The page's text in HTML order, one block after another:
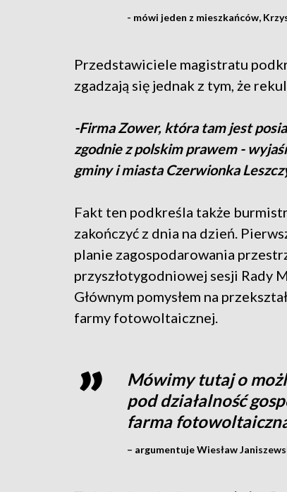
- mówi jeden z mieszkańców,
Przedstawiciele magistratu
zgadzają się jednak z tym, że
-Firma Zower, która tam jest
zgodnie z polskim prawem -
gminy i miasta Czerwionka
Fakt ten podkreśla także
zakończyć z dnia na dzień.
planie zagospodarowania
przyszłotygodniowej sesji Rady
Głównym pomysłem na
farmy fotowoltaicznej.
Mówimy tutaj o
pod działalność
farma
– argumentuje Wiesław